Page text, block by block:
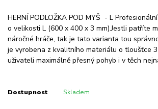
HERNÍ PODLOŽKA POD MYŠ - L
o velikosti L (600 x 400 x 3 mm).Jestli patříte
náročné hráče, tak je tato varianta tou
je vyrobena z kvalitního materiálu o tloušťce
uživateli maximálně přesný pohyb i v těch
Dostupnost Skladem